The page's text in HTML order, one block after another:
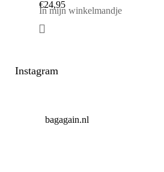
€24,95
In mijn winkelmandje
Instagram
bagagain.nl